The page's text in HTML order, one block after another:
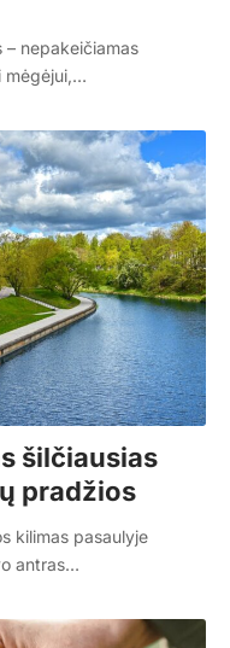
nepakeičiamas
mėgėjui,…
šilčiausias
pradžios
kilimas pasaulyje
antras…